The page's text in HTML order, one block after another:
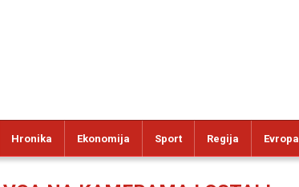
Hronika Ekonomija Sport Regija Evropa